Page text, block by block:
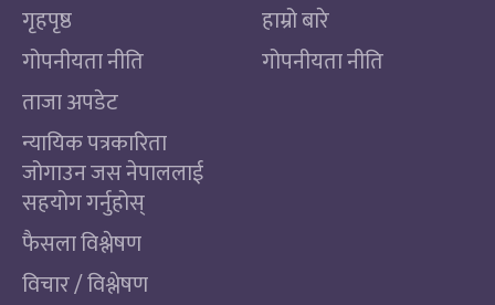
गृहपृष्ठ
गोपनीयता नीति
ताजा अपडेट
न्यायिक पत्रकारिता
जोगाउन जस नेपाललाई
सहयोग गर्नुहोस्
फैसला विश्लेषण
विचार / विश्लेषण
हाम्रो बारे
गोपनीयता नीति